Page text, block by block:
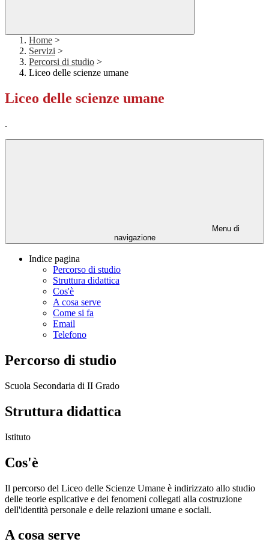
Home >
Servizi >
Percorsi di studio >
Liceo delle scienze umane
Liceo delle scienze umane
.
Menu di
navigazione
Indice pagina
Percorso di studio
Struttura didattica
Cos'è
A cosa serve
Come si fa
Email
Telefono
Percorso di studio
Scuola Secondaria di II Grado
Struttura didattica
Istituto
Cos'è
Il percorso del Liceo delle Scienze Umane è indirizzato allo studio
delle teorie esplicative e dei fenomeni collegati alla costruzione
dell'identità personale e delle relazioni umane e sociali.
A cosa serve